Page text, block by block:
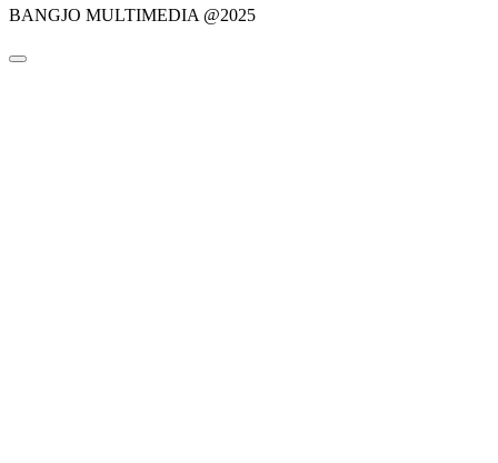
BANGJO MULTIMEDIA @2025